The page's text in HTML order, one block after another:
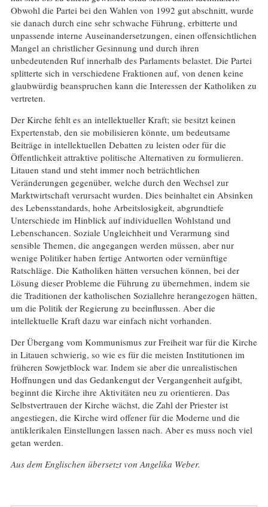
Obwohl die Partei bei den Wahlen von 1992 gut abschnitt, wurde
sie danach durch eine sehr schwache Führung, erbitterte und
unpassende interne Auseinandersetzungen, einen offensichtlichen
Mangel an christlicher Gesinnung und durch ihren
unbedeutenden Ruf innerhalb des Parlaments belastet. Die Partei
splitterte sich in verschiedene Fraktionen auf, von denen keine
glaubwürdig beanspruchen kann die Interessen der Katholiken zu
vertreten.
Der Kirche fehlt es an intellektueller Kraft; sie besitzt keinen
Expertenstab, den sie mobilisieren könnte, um bedeutsame
Beiträge in intellektuellen Debatten zu leisten oder für die
Öffentlichkeit attraktive politische Alternativen zu formulieren.
Litauen stand und steht immer noch beträchtlichen
Veränderungen gegenüber, welche durch den Wechsel zur
Marktwirtschaft verursacht wurden. Dies beinhaltet ein Absinken
des Lebensstandards, hohe Arbeitslosigkeit, abgrundtiefe
Unterschiede im Hinblick auf individuellen Wohlstand und
Lebenschancen. Soziale Ungleichheit und Verarmung sind
sensible Themen, die angegangen werden müssen, aber nur
wenige Politiker haben fertige Antworten oder vernünftige
Ratschläge. Die Katholiken hätten versuchen können, bei der
Lösung dieser Probleme die Führung zu übernehmen, indem sie
die Traditionen der katholischen Soziallehre herangezogen hätten,
um die Politik der Regierung zu beeinflussen. Aber die
intellektuelle Kraft dazu war einfach nicht vorhanden.
Der Übergang vom Kommunismus zur Freiheit war für die Kirche
in Litauen schwierig, so wie es für die meisten Institutionen im
früheren Sowjetblock war. Indem sie aber die unrealistischen
Hoffnungen und das Gedankengut der Vergangenheit aufgibt,
beginnt die Kirche ihre Aktivitäten neu zu orientieren. Das
Selbstvertrauen der Kirche wächst, die Zahl der Priester ist
angestiegen, die Kirche wird offener für die Moderne und die
antiklerikalen Einstellungen lassen nach. Aber es muss noch viel
getan werden.
Aus dem Englischen übersetzt von Angelika Weber.